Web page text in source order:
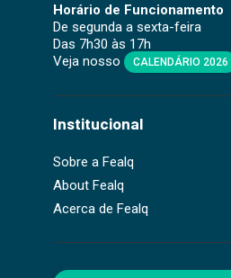
Horário de Funcionamento
De segunda a sexta-feira
Das 7h30 às 17h
Veja nosso
CALENDÁRIO 2026
Institucional
Sobre a Fealq
About Fealq
Acerca de Fealq